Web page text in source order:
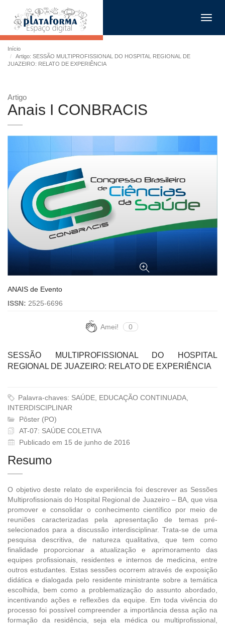
Início
Artigo: SESSÃO MULTIPROFISSIONAL DO HOSPITAL REGIONAL DE
JUAZEIRO: RELATO DE EXPERIÊNCIA
Artigo
Anais I CONBRACIS
ANAIS de Evento
ISSN: 2525-6696
Amei! 0
SESSÃO MULTIPROFISSIONAL DO HOSPITAL
REGIONAL DE JUAZEIRO: RELATO DE EXPERIÊNCIA
Palavra-chaves: SAÚDE, EDUCAÇÃO CONTINUADA,
INTERDISCIPLINAR
Pôster (PO)
AT-07: SAÚDE COLETIVA
Publicado em 15 de junho de 2016
Resumo
O objetivo deste relato de experiência foi descrever as Sessões
Multiprofissionais do Hospital Regional de Juazeiro – BA, que visa
promover e consolidar o conhecimento científico por meio de
reuniões caracterizadas pela apresentação de temas pré-
selecionados para a discussão interdisciplinar. Trata-se de uma
pesquisa descritiva, de natureza qualitativa, que tem como
finalidade proporcionar a atualização e aprimoramento das
equipes profissionais, residentes e internos de medicina, entre
outros estudantes. Estas sessões ocorrem através de exposição
didática e dialogada pelo residente ministrante sobre a temática
escolhida, bem como a problematização do assunto abordado,
incentivando ações e reflexões da equipe. Em toda vivência do
processo foi possível compreender a importância dessa ação na
formação da residência, seja ela médica ou multiprofissional,